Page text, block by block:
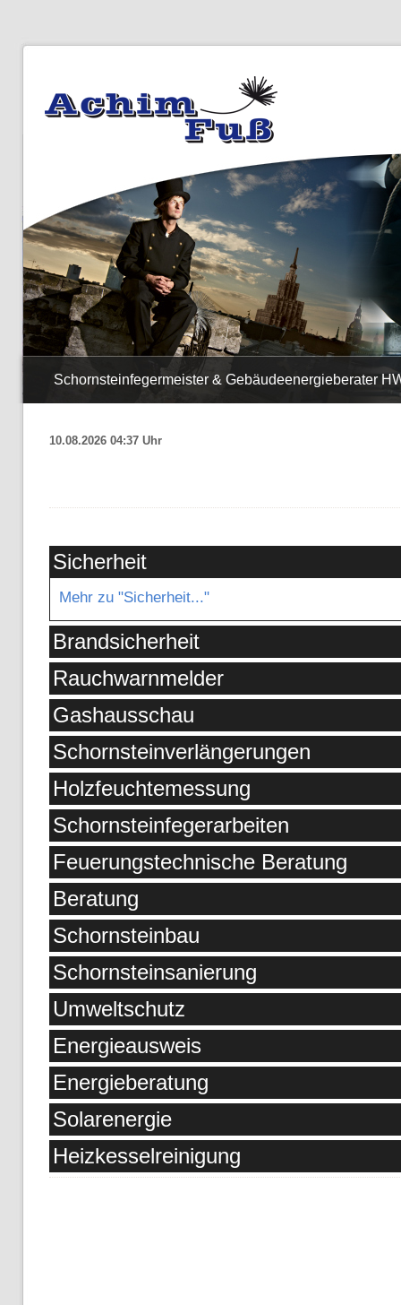
Schornsteinfegermeister & Gebäudeenergieberater
10.08.2026 04:37 Uhr
Sicherheit
Mehr zu "Sicherheit..."
Brandsicherheit
Rauchwarnmelder
Gashausschau
Schornsteinverlängerungen
Holzfeuchtemessung
Schornsteinfegerarbeiten
Feuerungstechnische Beratung
Beratung
Schornsteinbau
Schornsteinsanierung
Umweltschutz
Energieausweis
Energieberatung
Solarenergie
Heizkesselreinigung